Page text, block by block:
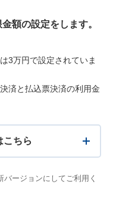
額の設定をします。
3万円で設定されていま
済と払込票決済の利用金
こちら
ージョンにしてご利用く